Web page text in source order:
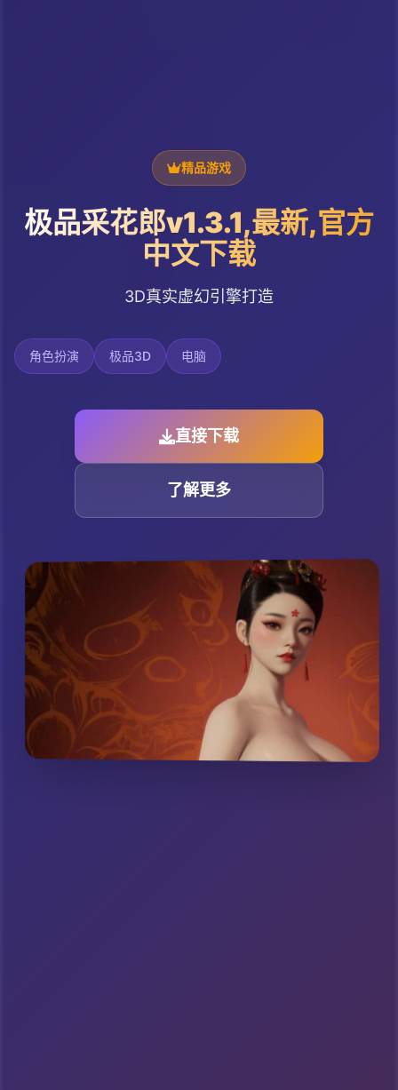
精品游戏
极品采花郎v1.3.1,最新,官方
中文下载
3D真实虚幻引擎打造
角色扮演 极品3D 电脑
直接下载
了解更多